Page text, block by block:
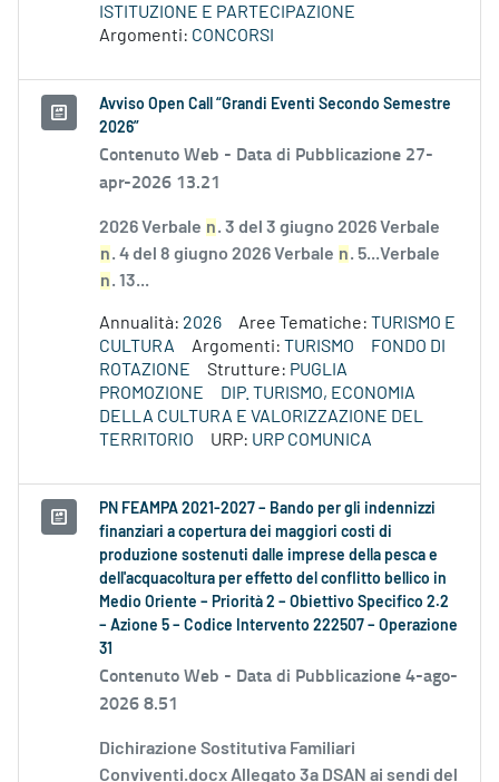
ISTITUZIONE E PARTECIPAZIONE
Argomenti: CONCORSI
Avviso Open Call “Grandi Eventi Secondo Semestre
2026”
Contenuto Web - Data di Pubblicazione 27-
apr-2026 13.21
2026 Verbale n. 3 del 3 giugno 2026 Verbale
n. 4 del 8 giugno 2026 Verbale n. 5...Verbale
n. 13...
Annualità: 2026 Aree Tematiche: TURISMO E
CULTURA
Argomenti: TURISMO
FONDO DI
ROTAZIONE
Strutture: PUGLIA
PROMOZIONE
DIP. TURISMO, ECONOMIA
DELLA CULTURA E VALORIZZAZIONE DEL
TERRITORIO
URP: URP COMUNICA
PN FEAMPA 2021-2027 – Bando per gli indennizzi
finanziari a copertura dei maggiori costi di
produzione sostenuti dalle imprese della pesca e
dell'acquacoltura per effetto del conflitto bellico in
Medio Oriente – Priorità 2 – Obiettivo Specifico 2.2
– Azione 5 – Codice Intervento 222507 – Operazione
31
Contenuto Web - Data di Pubblicazione 4-ago-
2026 8.51
Dichirazione Sostitutiva Familiari
Conviventi.docx Allegato 3a DSAN ai sendi del